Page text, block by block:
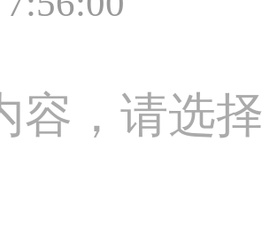
容，请选择